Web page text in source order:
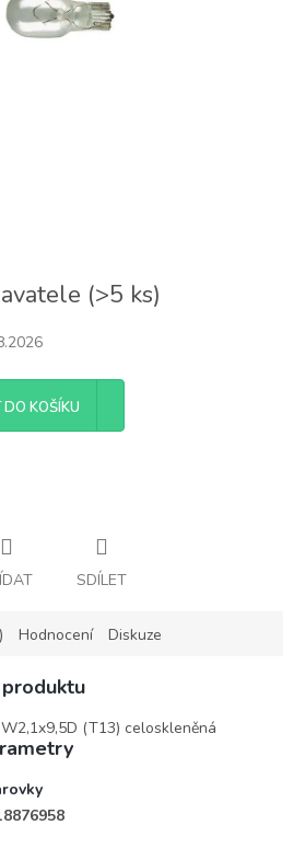
(>5 ks)
KOŠÍKU
SDÍLET
Hodnocení Diskuze
(T13) celoskleněná